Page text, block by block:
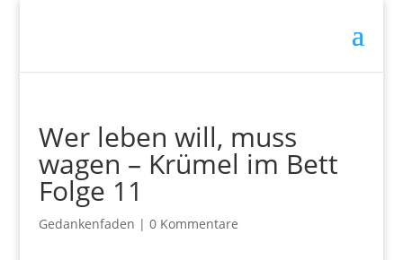
Wer leben will, muss
wagen – Krümel im Bett
Folge 11
Gedankenfaden | 0 Kommentare